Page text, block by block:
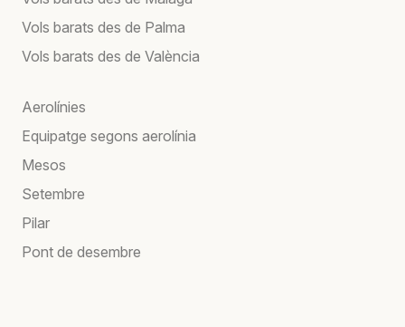
Vols barats des de Palma
Vols barats des de València
Aerolínies
Equipatge segons aerolínia
Mesos
Setembre
Pilar
Pont de desembre